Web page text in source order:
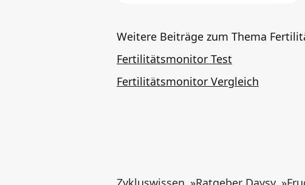
Weitere Beiträge zum Thema
Fertilitätsmonitor Test
Fertilitätsmonitor Vergleich